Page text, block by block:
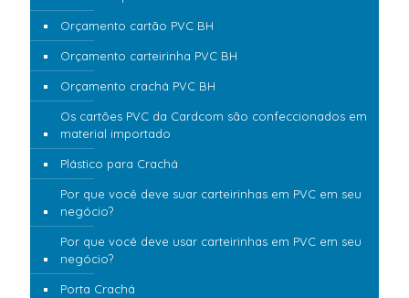
Orçamento cartão PVC BH
Orçamento carteirinha PVC BH
Orçamento crachá PVC BH
Os cartões PVC da Cardcom são confeccionados em
material importado
Plástico para Crachá
Por que você deve suar carteirinhas em PVC em seu
negócio?
Por que você deve usar carteirinhas em PVC em seu
negócio?
Porta Crachá